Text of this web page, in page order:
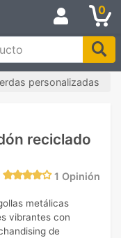
0
personalizadas
reciclado
1 Opinión
metálicas
vibrantes con
de